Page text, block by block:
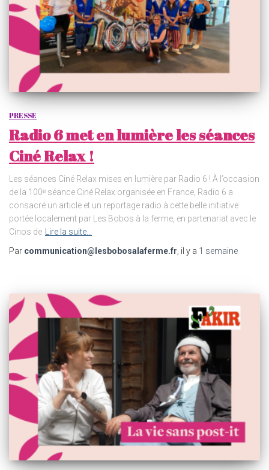
PRESSE
Radio 6 met en lumière les séances
Ciné Relax !
Les séances Ciné Relax mises en lumière par Radio 6 ! À l’occasion
de la 100ᵉ séance Ciné Relax organisée en France, Radio 6 a
consacré un article et un reportage radio à cette belle initiative
portée localement par Les Bobos à la ferme, en partenariat avec le
Cinos de
Lire la suite…
Par communication@lesbobosalaferme.fr , il y a 1 semaine